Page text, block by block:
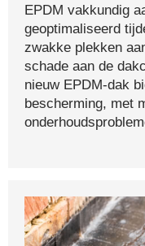
EPDM vakkundig
geoptimaliseerd
zwakke plekken
schade aan de
nieuw EPDM-dak
bescherming, met